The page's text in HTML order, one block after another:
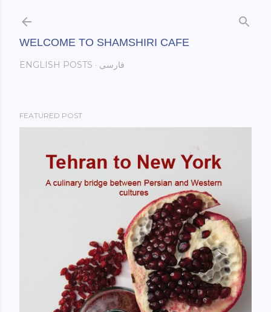
WELCOME TO SHAMSHIRI CAFE
ENGLISH POSTS فارسی
FEATURED POST